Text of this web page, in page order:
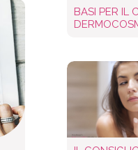
BASI PER IL